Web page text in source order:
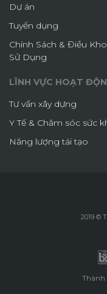
Dự án
Tuyển dụng
Chính Sách & Điều
Sử Dụng
LĨNH VỰC HOẠT
Tư vấn xây dựng
Y Tế & Chăm sóc sức
Năng lượng tái tạo
2019 ©
Thành